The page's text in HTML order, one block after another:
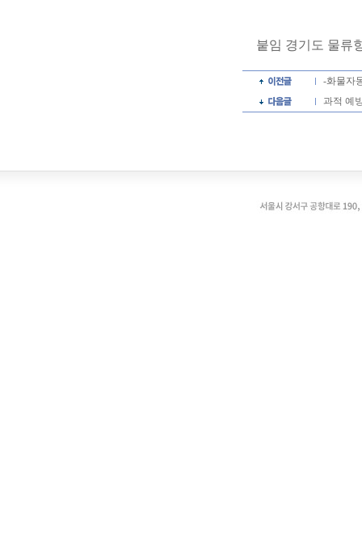
붙임 경기도 물류
-화물자
과적 예